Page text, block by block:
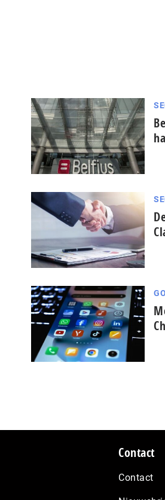
Contact
Contact